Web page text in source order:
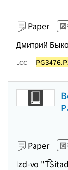
Paper
Дмитрий
LCC
Paper
Izd-vo